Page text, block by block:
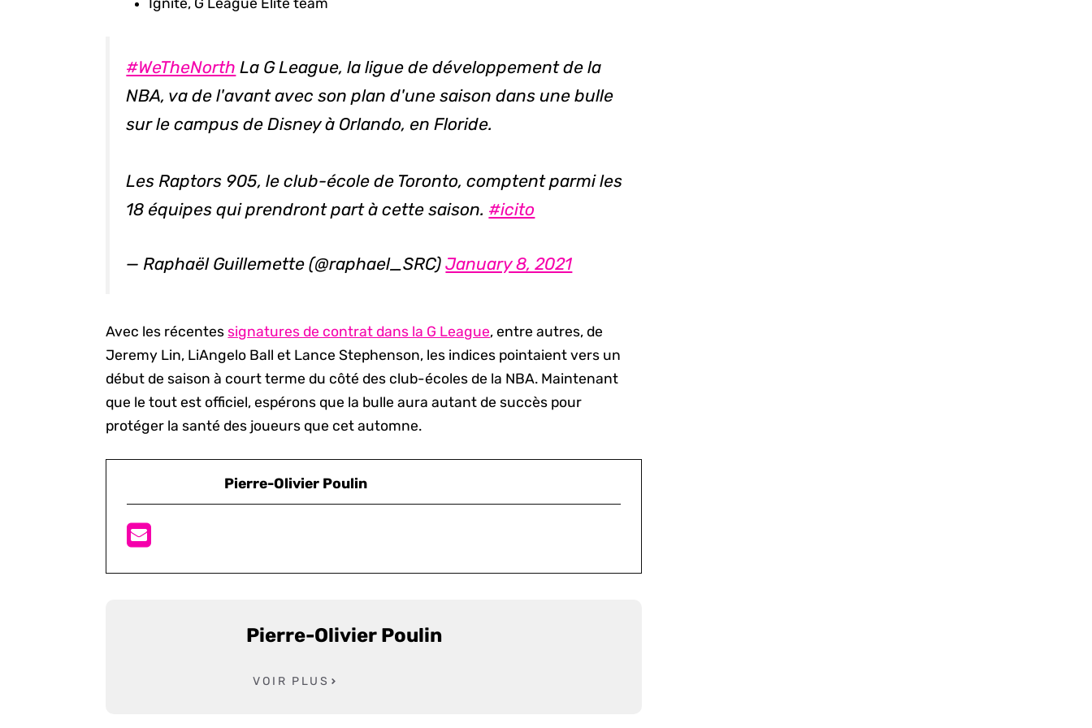
#WeTheNorth La G League, la ligue de développement de la
NBA, va de l'avant avec son plan d'une saison dans une bulle
sur le campus de Disney à Orlando, en Floride.
Les Raptors 905, le club-école de Toronto, comptent parmi les
18 équipes qui prendront part à cette saison. #icito
— Raphaël Guillemette (@raphael_SRC)January 8, 2021
Avec les récentessignatures de contrat dans la G League, entre autres, de
Jeremy Lin, LiAngelo Ball et Lance Stephenson, les indices pointaient vers un
début de saison à court terme du côté des club-écoles de la NBA. Maintenant
que le tout est officiel, espérons que la bulle aura autant de succès pour
protéger la santé des joueurs que cet automne.
Pierre-Olivier Poulin
Pierre-Olivier Poulin
VOIR PLUS